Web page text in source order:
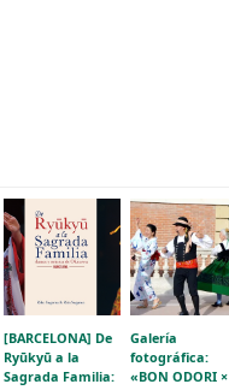
[BARCELONA] De
Ryūkyū a la
Sagrada Familia:
Galería
fotográfica:
«BON ODORI ×